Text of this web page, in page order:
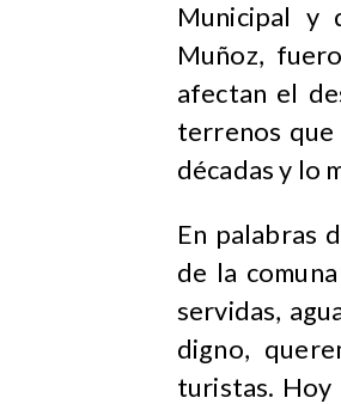
Municipal y
Muñoz,
afectan el
terrenos
décadas y lo
En palabras
de la
servidas,
digno,
turistas. Hoy